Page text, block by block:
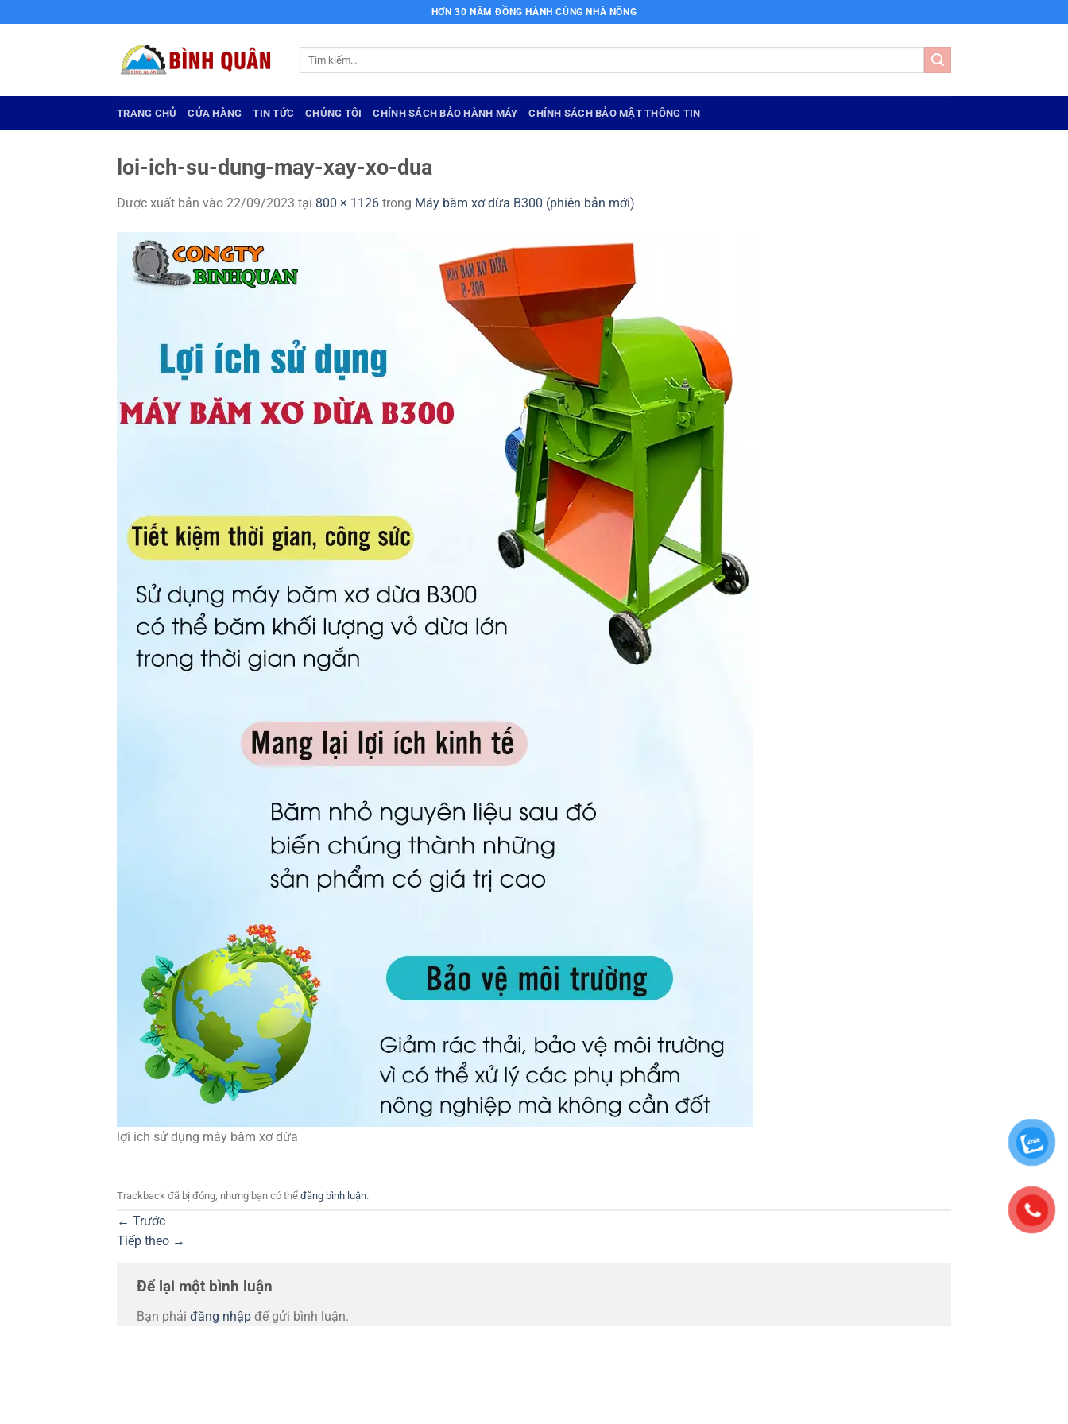
qua
HƠN 30 NĂM ĐỒNG HÀNH CÙNG NHÀ NÔNG
TRANG CHỦ CỬA HÀNG TIN TỨC CHÚNG TÔI CHÍNH SÁCH BẢO HÀNH MÁY CHÍNH SÁCH BẢO MẬT THÔNG TIN
loi-ich-su-dung-may-xay-xo-dua
Được xuất bản vào 22/09/2023 tại 800 × 1126 trong Máy băm xơ dừa B300 (phiên bản mới)
lợi ích sử dụng máy băm xơ dừa
Trackback đã bị đóng, nhưng bạn có thể đăng bình luận.
← Trước
Tiếp theo →
Để lại một bình luận
Bạn phải đăng nhập để gửi bình luận.